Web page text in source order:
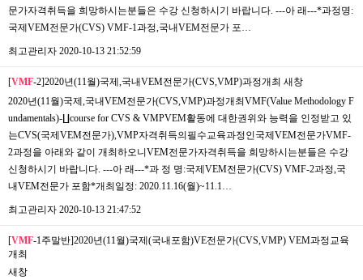
문가자격취득을 희망하시는분들은 수강 신청하시기 바랍니다. ---아 래---*과정명:
국제VEM전문가(CVS) VMF-1과정,국내VEM전문가 포…
최고관리자 2020-10-13 21:52:59
[VMF-2]2020년(11월)국제,국내VEM전문가(CVS,VMP)과정개최 새창
2020년(11월)국제,국내VEM전문가(CVS,VMP)과정개최VMF(Value Methodology F
undamentals)-∐course for CVS & VMPVEM활동에 대한권위와 능력을 인정받고 있
는CVS(국제VEM전문가),VMP자격취득의필수교육과정인국제VEM전문가VMF-
2과정을 아래와 같이 개최하오니VEM전문가자격취득을 희망하시는분들은 수강
신청하시기 바랍니다. ---아 래---*과 정 명:국제VEM전문가(CVS) VMF-2과정,국
내VEM전문가 포함*개최일정: 2020.11.16(월)~11.1…
최고관리자 2020-10-13 21:47:52
[VMF-1주말반]2020년(11월)국제(국내포함)VE전문가(CVS,VMP) VEM과정교육
개최
새창